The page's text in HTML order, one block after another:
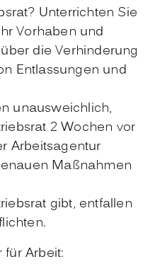
Unterrichten Sie
Vorhaben und
die Verhinderung
Entlassungen und
unausweichlich,
2 Wochen vor
Arbeitsagentur
Maßnahmen
gibt, entfallen
Arbeit: